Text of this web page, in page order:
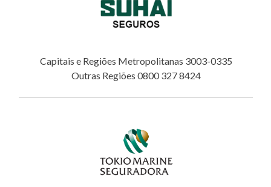
Capitais e Regiões Metropolitanas 3003-0335
Outras Regiões 0800 327 8424